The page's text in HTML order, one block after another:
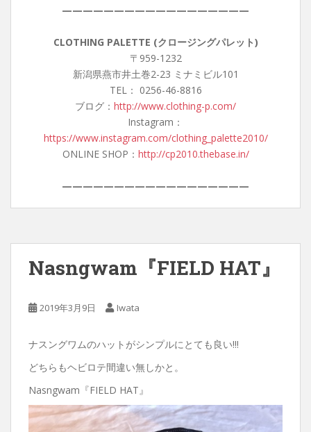
——————————————————
CLOTHING PALETTE (クロージングパレット)
〒959-1232
新潟県燕市井土巻2-23 ミナミビル101
TEL： 0256-46-8816
ブログ： http://www.clothing-p.com/
Instagram：
https://www.instagram.com/clothing_palette2010/
ONLINE SHOP： http://cp2010.thebase.in/
——————————————————
Nasngwam『FIELD HAT』
2019年3月9日 Iwata
ナスングワムのハットがシンプルにとても良い!!!
どちらもヘビロテ間違い無しかと。
Nasngwam『FIELD HAT』